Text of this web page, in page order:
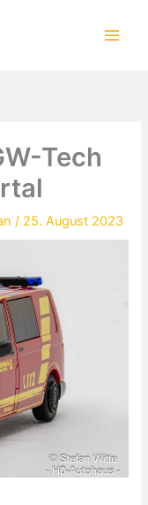
Tech
/ 25. August 2023